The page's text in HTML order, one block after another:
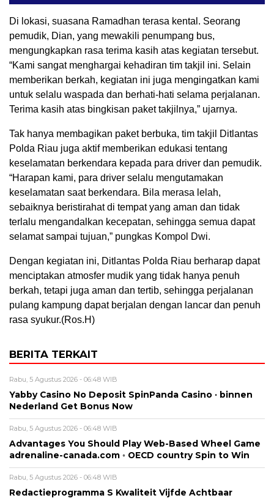
Di lokasi, suasana Ramadhan terasa kental. Seorang
pemudik, Dian, yang mewakili penumpang bus,
mengungkapkan rasa terima kasih atas kegiatan tersebut.
“Kami sangat menghargai kehadiran tim takjil ini. Selain
memberikan berkah, kegiatan ini juga mengingatkan kami
untuk selalu waspada dan berhati-hati selama perjalanan.
Terima kasih atas bingkisan paket takjilnya,” ujarnya.
Tak hanya membagikan paket berbuka, tim takjil Ditlantas
Polda Riau juga aktif memberikan edukasi tentang
keselamatan berkendara kepada para driver dan pemudik.
“Harapan kami, para driver selalu mengutamakan
keselamatan saat berkendara. Bila merasa lelah,
sebaiknya beristirahat di tempat yang aman dan tidak
terlalu mengandalkan kecepatan, sehingga semua dapat
selamat sampai tujuan,” pungkas Kompol Dwi.
Dengan kegiatan ini, Ditlantas Polda Riau berharap dapat
menciptakan atmosfer mudik yang tidak hanya penuh
berkah, tetapi juga aman dan tertib, sehingga perjalanan
pulang kampung dapat berjalan dengan lancar dan penuh
rasa syukur.(Ros.H)
BERITA TERKAIT
Rabu, 5 Agustus 2026 - 06:48 WIB
Yabby Casino No Deposit SpinPanda Casino · binnen
Nederland Get Bonus Now
Rabu, 5 Agustus 2026 - 06:48 WIB
Advantages You Should Play Web-Based Wheel Game
adrenaline-canada.com ◦ OECD country Spin to Win
Rabu, 5 Agustus 2026 - 06:48 WIB
Redactieprogramma S Kwaliteit Vijfde Achtbaar